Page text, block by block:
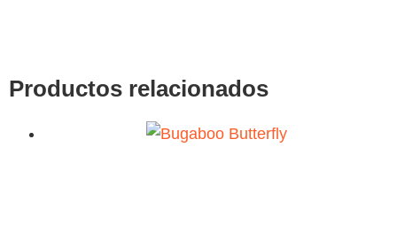
Productos relacionados